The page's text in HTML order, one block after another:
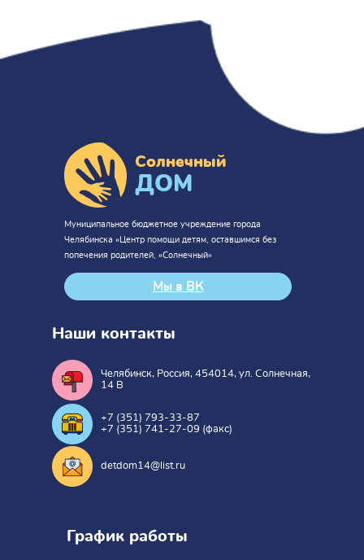
Солнечный
ДОМ
Муниципальное бюджетное учреждение города
Челябинска «Центр помощи детям, оставшимся без
попечения родителей, «Солнечный»
Мы в ВК
Наши контакты
Челябинск, Россия, 454014, ул. Солнечная,
14 В
+7 (351) 793-33-87
+7 (351) 741-27-09 (факс)
detdom14@list.ru
График работы